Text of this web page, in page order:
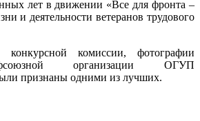
лет в движении «Все для фронта –
и деятельности ветеранов трудового
комиссии, фотографии
организации ОГУП
признаны одними из лучших.